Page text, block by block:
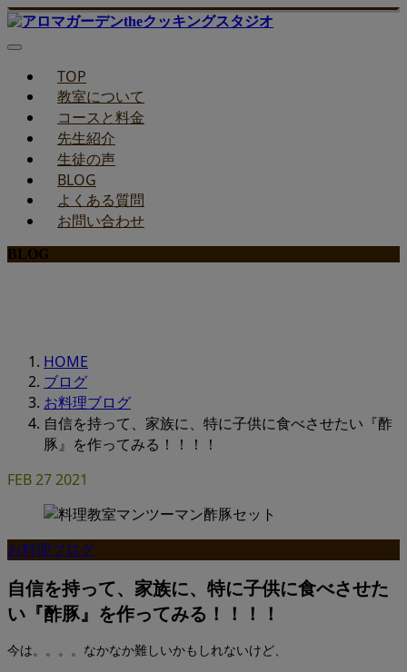
TOP
教室について
コースと料金
先生紹介
生徒の声
BLOG
よくある質問
お問い合わせ
BLOG
HOME
ブログ
お料理ブログ
自信を持って、家族に、特に子供に食べさせたい『酢
豚』を作ってみる！！！！
FEB272021
お料理ブログ
自信を持って、家族に、特に子供に食べさせた
い『酢豚』を作ってみる！！！！
今は。。。。なかなか難しいかもしれないけど、